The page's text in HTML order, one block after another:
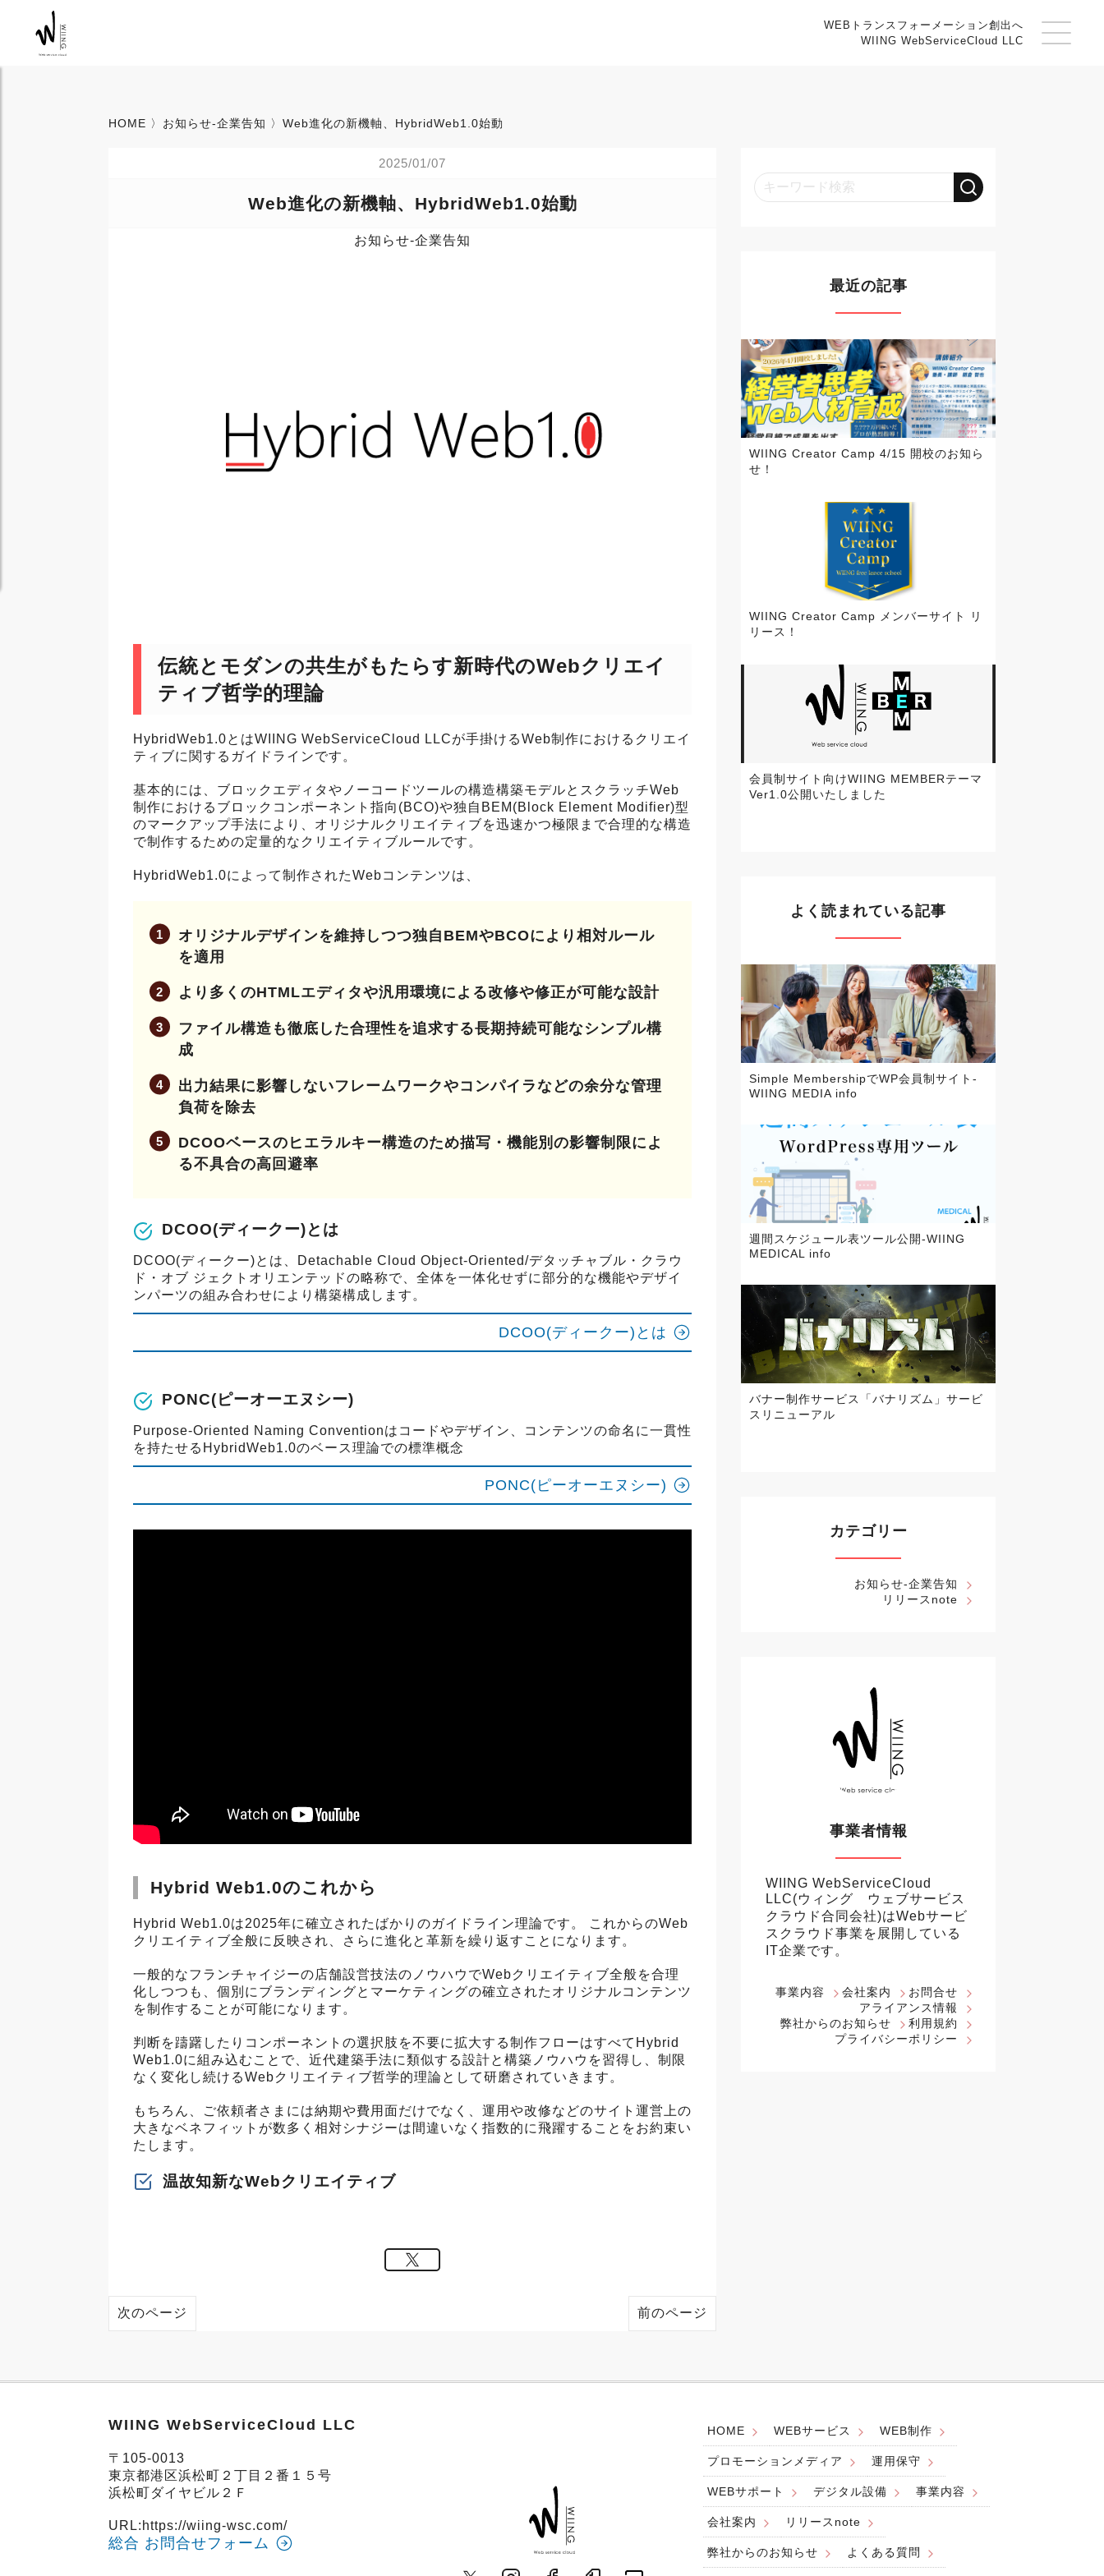
WEBトランスフォーメーション創出へ
WIING WebServiceCloud LLC
HOME 〉 お知らせ-企業告知 〉Web進化の新機軸、HybridWeb1.0始動
2025/01/07
Web進化の新機軸、HybridWeb1.0始動
お知らせ-企業告知
伝統とモダンの共生がもたらす新時代のWebクリエイ
ティブ哲学的理論
HybridWeb1.0とはWIING WebServiceCloud LLCが手掛けるWeb制作におけるクリエイ
ティブに関するガイドラインです。
基本的には、ブロックエディタやノーコードツールの構造構築モデルとスクラッチWeb
制作におけるブロックコンポーネント指向(BCO)や独自BEM(Block Element Modifier)型
のマークアップ手法により、オリジナルクリエイティブを迅速かつ極限まで合理的な構造
で制作するための定量的なクリエイティブルールです。
HybridWeb1.0によって制作されたWebコンテンツは、
オリジナルデザインを維持しつつ独自BEMやBCOにより相対ルール
を適用
より多くのHTMLエディタや汎用環境による改修や修正が可能な設計
ファイル構造も徹底した合理性を追求する長期持続可能なシンプル構
成
出力結果に影響しないフレームワークやコンパイラなどの余分な管理
負荷を除去
DCOOベースのヒエラルキー構造のため描写・機能別の影響制限によ
る不具合の高回避率
DCOO(ディークー)とは
DCOO(ディークー)とは、Detachable Cloud Object-Oriented/デタッチャブル・クラウ
ド・オブ ジェクトオリエンテッドの略称で、全体を一体化せずに部分的な機能やデザイ
ンパーツの組み合わせにより構築構成します。
DCOO(ディークー)とは
PONC(ピーオーエヌシー)
Purpose-Oriented Naming Conventionはコードやデザイン、コンテンツの命名に一貫性
を持たせるHybridWeb1.0のベース理論での標準概念
PONC(ピーオーエヌシー)
Hybrid Web1.0のこれから
Hybrid Web1.0は2025年に確立されたばかりのガイドライン理論です。 これからのWeb
クリエイティブ全般に反映され、さらに進化と革新を繰り返すことになります。
一般的なフランチャイジーの店舗設営技法のノウハウでWebクリエイティブ全般を合理
化しつつも、個別にブランディングとマーケティングの確立されたオリジナルコンテンツ
を制作することが可能になります。
判断を躊躇したりコンポーネントの選択肢を不要に拡大する制作フローはすべてHybrid
Web1.0に組み込むことで、近代建築手法に類似する設計と構築ノウハウを習得し、制限
なく変化し続けるWebクリエイティブ哲学的理論として研磨されていきます。
もちろん、ご依頼者さまには納期や費用面だけでなく、運用や改修などのサイト運営上の
大きなベネフィットが数多く相対シナジーは間違いなく指数的に飛躍することをお約束い
たします。
温故知新なWebクリエイティブ
次のページ 前のページ
最近の記事
WIING Creator Camp 4/15 開校のお知ら
せ！
WIING Creator Camp メンバーサイト リ
リース！
会員制サイト向けWIING MEMBERテーマ
Ver1.0公開いたしました
よく読まれている記事
Simple MembershipでWP会員制サイト-
WIING MEDIA info
週間スケジュール表ツール公開-WIING
MEDICAL info
バナー制作サービス「バナリズム」サービ
スリニューアル
カテゴリー
お知らせ-企業告知
リリースnote
事業者情報
WIING WebServiceCloud
LLC(ウィング ウェブサービス
クラウド合同会社)はWebサービ
スクラウド事業を展開している
IT企業です。
事業内容 会社案内
お問合せ
アライアンス情報
弊社からのお知らせ
利用規約
プライバシーポリシー
WIING WebServiceCloud LLC
〒105-0013
東京都港区浜松町２丁目２番１５号
浜松町ダイヤビル２Ｆ
URL: https://wiing-wsc.com/
総合 お問合せフォーム
HOME WEBサービス WEB制作
プロモーションメディア 運用保守
WEBサポート デジタル設備 事業内容
会社案内 リリースnote
弊社からのお知らせ よくある質問